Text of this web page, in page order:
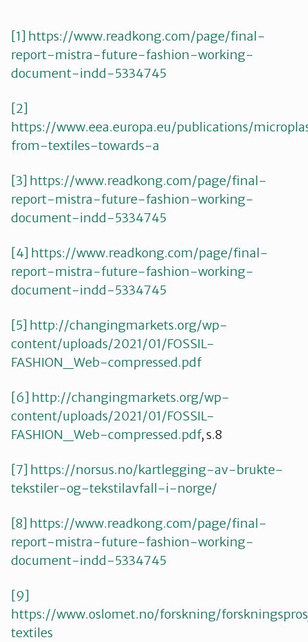
[1] https://www.readkong.com/page/final-
report-mistra-future-fashion-working-
document-indd-5334745
[2]
https://www.eea.europa.eu/publications/
from-textiles-towards-a
[3] https://www.readkong.com/page/final-
report-mistra-future-fashion-working-
document-indd-5334745
[4] https://www.readkong.com/page/final-
report-mistra-future-fashion-working-
document-indd-5334745
[5] http://changingmarkets.org/wp-
content/uploads/2021/01/FOSSIL-
FASHION_Web-compressed.pdf
[6] http://changingmarkets.org/wp-
content/uploads/2021/01/FOSSIL-
FASHION_Web-compressed.pdf, s.8
[7] https://norsus.no/kartlegging-av-brukte-
tekstiler-og-tekstilavfall-i-norge/
[8] https://www.readkong.com/page/final-
report-mistra-future-fashion-working-
document-indd-5334745
[9]
https://www.oslomet.no/forskning/
textiles